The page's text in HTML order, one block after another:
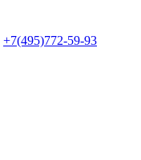
+7(495)772-59-93